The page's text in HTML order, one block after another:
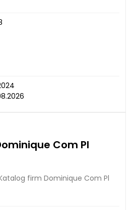
Com Pl
firm Dominique Com Pl